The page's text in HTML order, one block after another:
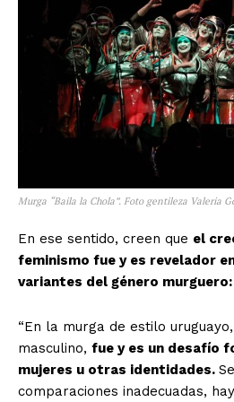
Murga “Baila la Chola”. Foto gentileza Valeria
En ese sentido, creen que el
feminismo fue y es revelador
variantes del género murguero:
“En la murga de estilo
masculino, fue y es un desafío
mujeres u otras identidades.
comparaciones inadecuadas,